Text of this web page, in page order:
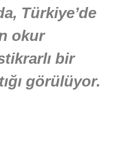
Türkiye’de
okur
bir
görülüyor.